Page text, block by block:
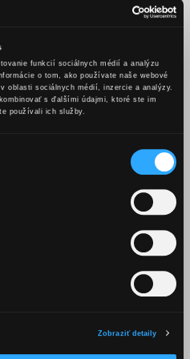
funkcií sociálnych médií a analýzu
o tom, ako používate naše webové
oblasti sociálnych médií, inzercie a analýzy.
s ďalšími údajmi, ktoré ste im
používali ich služby.
Zobraziť detaily
obklopená morom a preto sú
súčasťou stravy
a nízkym obsahom lepku je
tunajšieho jedálnička.
veľmi príjemnú chuť
príjemnú sviežosť.
infúzovaného opraženým